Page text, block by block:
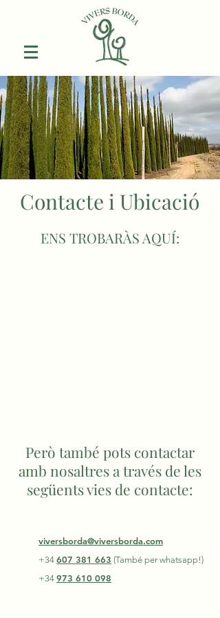
Contacte i Ubicació
ENS TROBARÀS AQUÍ:
Però també pots contactar
amb nosaltres a través de les
següents vies de contacte:
viversborda@viversborda.com
+34 607 381 663 (També per whatsapp!)
+34 973 610 098